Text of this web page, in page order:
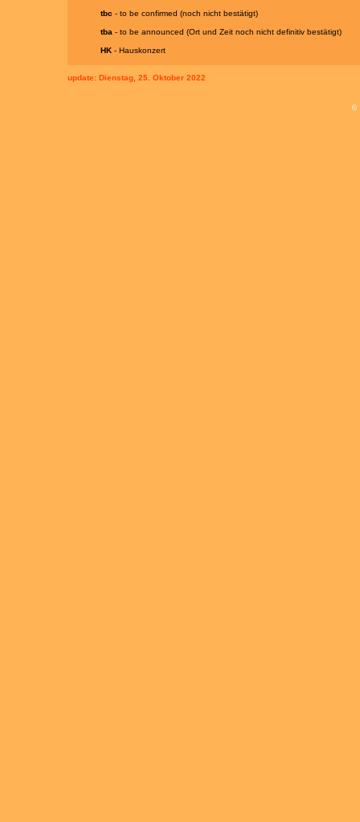
tbc - to be confirmed (noch nicht bestätigt)
tba - to be announced (Ort und Zeit noch nicht definitiv bestätigt)
HK - Hauskonzert
update: Dienstag, 25. Oktober 2022
©